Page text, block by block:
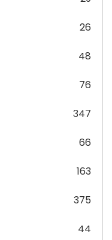
26
48
76
347
66
163
375
44